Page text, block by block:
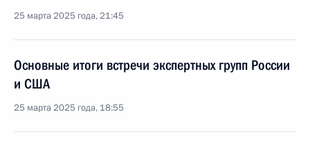
25 марта 2025 года, 21:45
Основные итоги встречи экспертных групп России
и США
25 марта 2025 года, 18:55